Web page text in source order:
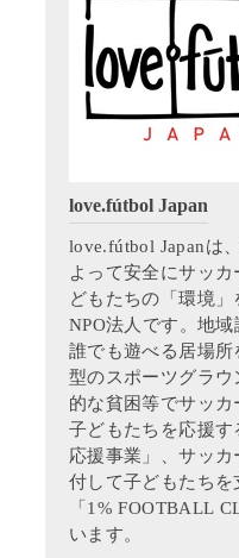
love.fútbol Japan
love.fútbol Japanは
よって安全にサッ
どもたちの「環境
NPO法人です。地
誰でも遊べる居場
型のスポーツグラ
的な貧困等でサッ
子どもたちを応援
応援事業」、サッ
付して子どもたち
「1% FOOTBALL
います。